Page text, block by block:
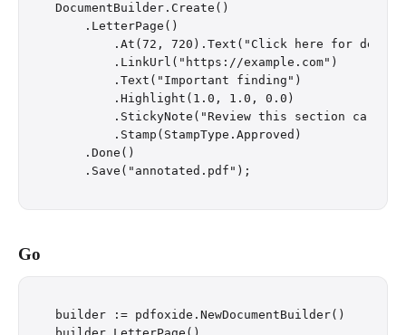
DocumentBuilder.Create()
    .LetterPage()
.At(72, 720).Text("Click here for
        .LinkUrl("https://example.com")
        .Text("Important finding")
        .Highlight(1.0, 1.0, 0.0)
.StickyNote("Review this section
        .Stamp(StampType.Approved)
    .Done()
Go
builder := pdfoxide.NewDocumentBuilder()